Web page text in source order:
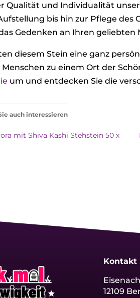
Qualität und Individualität
bis hin zur Pflege des
Gedenken an Ihren
diesem Stein eine ganz
zu einem Ort der
um und entdecken Sie die
auch interessieren
mit Shiva Kashi Stehstein 50 x
Kontakt
12109